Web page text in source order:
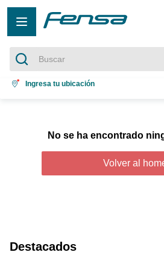
Buscar
Términos más buscados
refrigerador no frost
Ingresa tu ubicación
No se ha encontrado
Volver al
Destacados